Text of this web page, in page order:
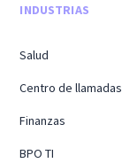
INDUSTRIAS
Salud
Centro de llamadas
Finanzas
BPO TI